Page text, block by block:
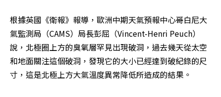
根據英國《衛報》報導，歐洲中期天氣預報中心哥白尼大
氣監測局（CAMS）局長彭屈（Vincent-Henri Peuch）
說，北極圈上方的臭氧層罕見出現破洞，過去幾天從太空
和地面關注這個破洞，發現它的大小已經達到破紀錄的尺
寸，這是北極上方大氣溫度異常降低所造成的結果。